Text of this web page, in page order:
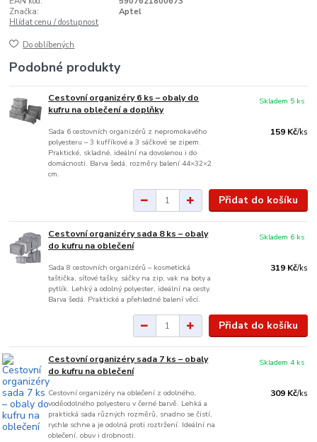
Značka:
Aptel
Hlídat cenu / dostupnost
Do oblíbených
Podobné produkty
Cestovní organizéry 6 ks – obaly do
kufru na oblečení a doplňky
Sada 6 cestovních organizérů z nepromokavého
polyesteru – 3 kufříkové a 3 sáčkové se zipem.
Praktické, skladné, ideální na dovolenou i do
domácnosti. Barva šedá, rozměry balení 44×32×2
cm.
159 Kč/ks
Skladem 5 ks
Přidat do košíku
Cestovní organizéry sada 8 ks – obaly
do kufru na oblečení
Sada 8 cestovních organizérů – kosmetická
taštička, síťové tašky, sáčky na zip, vak na boty a
pytlík. Lehký a odolný polyester, ideální na cesty.
Barva šedá. Praktické a přehledné balení věcí.
319 Kč/ks
Skladem 6 ks
Přidat do košíku
Cestovní organizéry sada 7 ks – obaly
do kufru na oblečení
Cestovní organizéry na oblečení z odolného,
voděodolného polyesteru v černé barvě. Lehká a
praktická sada různých rozměrů, snadno se čistí,
rychle schne a je odolná proti roztržení. Ideální na
oblečení, obuv i drobnosti.
309 Kč/ks
Skladem 4 ks